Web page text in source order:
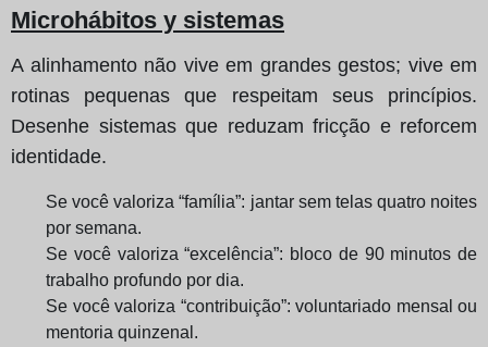
Microhábitos y sistemas
A alinhamento não vive em grandes gestos; vive em
rotinas pequenas que respeitam seus princípios.
Desenhe sistemas que reduzam fricção e reforcem
identidade.
Se você valoriza “família”: jantar sem telas quatro noites
por semana.
Se você valoriza “excelência”: bloco de 90 minutos de
trabalho profundo por dia.
Se você valoriza “contribuição”: voluntariado mensal ou
mentoria quinzenal.